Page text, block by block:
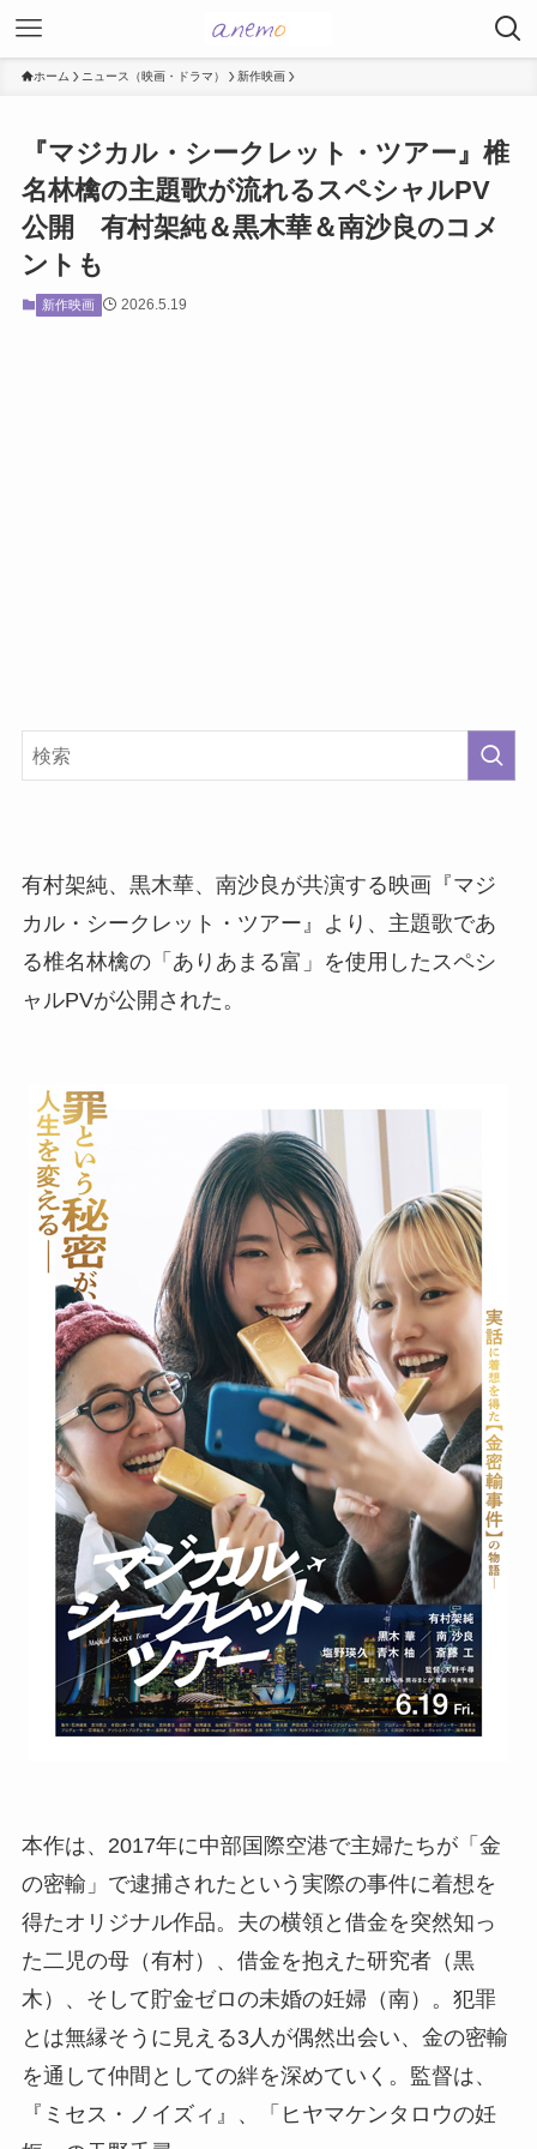
ホーム ニュース（映画・ドラマ） 新作映画
『マジカル・シークレット・ツアー』椎
名林檎の主題歌が流れるスペシャルPV
公開 有村架純＆黒木華＆南沙良のコメ
ントも
新作映画 2026.5.19
有村架純、黒木華、南沙良が共演する映画『マジ
カル・シークレット・ツアー』より、主題歌であ
る椎名林檎の「ありあまる富」を使用したスペシ
ャルPVが公開された。
本作は、2017年に中部国際空港で主婦たちが「金
の密輸」で逮捕されたという実際の事件に着想を
得たオリジナル作品。夫の横領と借金を突然知っ
た二児の母（有村）、借金を抱えた研究者（黒
木）、そして貯金ゼロの未婚の妊婦（南）。犯罪
とは無縁そうに見える3人が偶然出会い、金の密輸
を通して仲間としての絆を深めていく。監督は、
『ミセス・ノイズィ』、「ヒヤマケンタロウの妊